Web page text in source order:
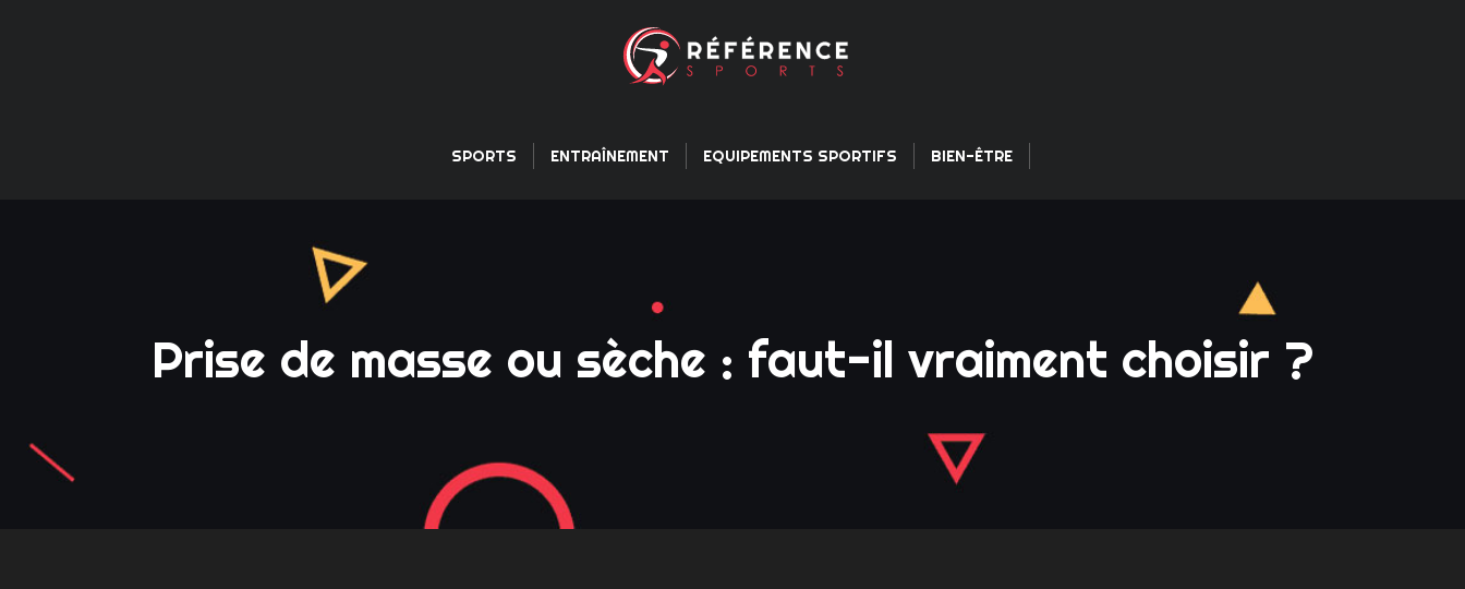
SPORTS ENTRAÎNEMENT EQUIPEMENTS SPORTIFS BIEN-ÊTRE
Prise de masse ou sèche : faut-il vraiment choisir ?